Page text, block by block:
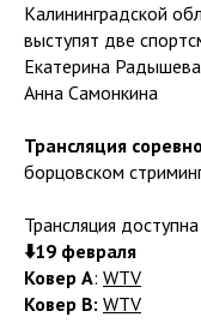
Калининградской
выступят две
Екатерина Радышева
Анна Самонкина
Трансляция
борцовском
Трансляция
⬇️19 февраля
Ковер А: WTV
Ковер В: WTV